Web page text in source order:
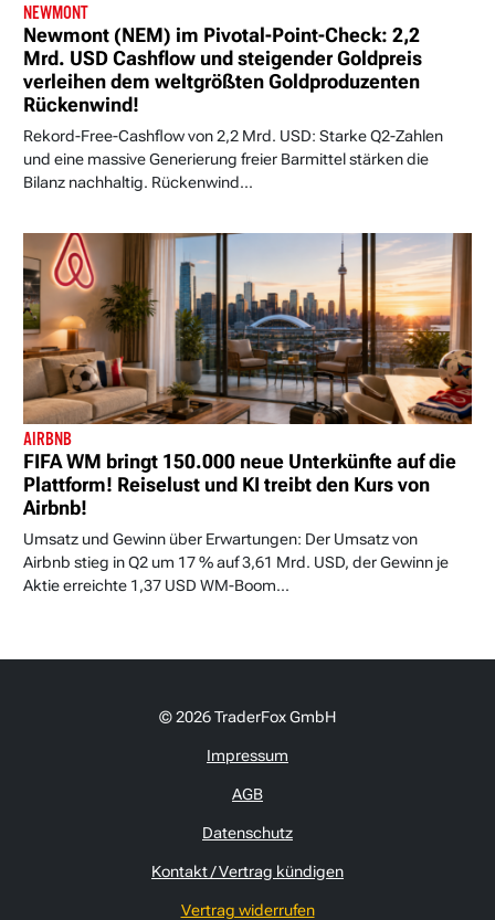
NEWMONT
Newmont (NEM) im Pivotal-Point-Check: 2,2
Mrd. USD Cashflow und steigender Goldpreis
verleihen dem weltgrößten Goldproduzenten
Rückenwind!
Rekord-Free-Cashflow von 2,2 Mrd. USD: Starke Q2-Zahlen
und eine massive Generierung freier Barmittel stärken die
Bilanz nachhaltig. Rückenwind...
AIRBNB
FIFA WM bringt 150.000 neue Unterkünfte auf die
Plattform! Reiselust und KI treibt den Kurs von
Airbnb!
Umsatz und Gewinn über Erwartungen: Der Umsatz von
Airbnb stieg in Q2 um 17 % auf 3,61 Mrd. USD, der Gewinn je
Aktie erreichte 1,37 USD WM-Boom...
© 2026 TraderFox GmbH
Impressum
AGB
Datenschutz
Kontakt / Vertrag kündigen
Vertrag widerrufen